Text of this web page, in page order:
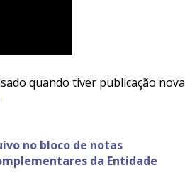
quando tiver publicação nova
no bloco de notas
da Entidade